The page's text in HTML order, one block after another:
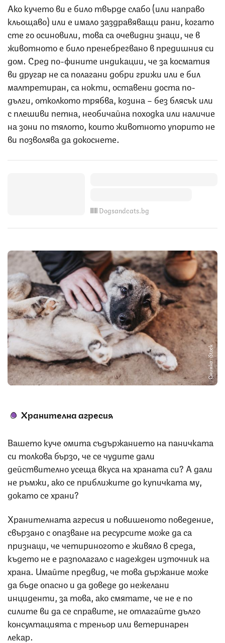
Ако кучето ви е било твърде слабо (или направо
кльощаво) или е имало заздравяващи рани, когато
сте го осиновили, това са очевидни знаци, че в
животното е било пренебрегвано в предишния си
дом. Сред по-фините индикации, че за косматия
ви другар не са полагани добри грижи или е бил
малтретиран, са нокти, оставени доста по-
дълги, отколкото трябва, козина – без блясък или
с плешиви петна, необичайна походка или наличие
на зони по тялото, които животното упорито не
ви позволява да докоснете.
Dogsandcats.bg
Снимка: iStock
Хранителна агресия
Вашето куче омита съдържанието на паничката
си толкова бързо, че се чудите дали
действително усеща вкуса на храната си? А дали
не ръмжи, ако се приближите до купичката му,
докато се храни?
Хранителната агресия и повишеното поведение,
свързано с опазване на ресурсите може да са
признаци, че четириногото е живяло в среда,
където не е разполагало с надежден източник на
храна. Имайте предвид, че това държание може
да бъде опасно и да доведе до нежелани
инциденти, за това, ако смятате, че не е по
силите ви да се справите, не отлагайте дълго
консултацията с треньор или ветеринарен
лекар.